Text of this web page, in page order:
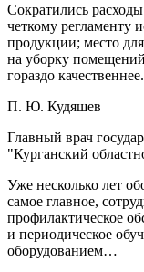
Сократились
четкому регламенту
продукции; место
на уборку
гораздо качественнее.
П. Ю. Кудяшев
Главный врач
"Курганский
Уже несколько лет
самое главное,
профилактическое
и периодическое
оборудованием…